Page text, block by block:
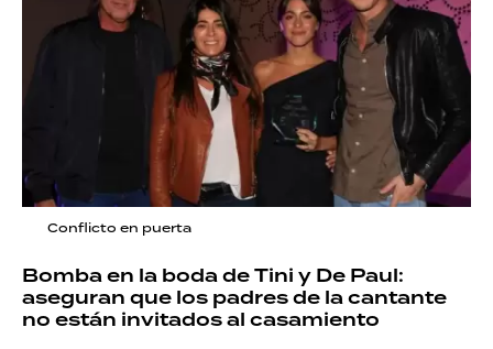
Conflicto en puerta
Bomba en la boda de Tini y De Paul:
aseguran que los padres de la cantante
no están invitados al casamiento